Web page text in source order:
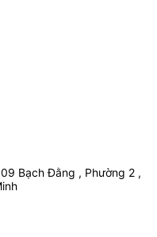
Bạch Đằng , Phường 2 ,